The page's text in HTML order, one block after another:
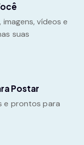
vídeos e
suas
Postar
e prontos para